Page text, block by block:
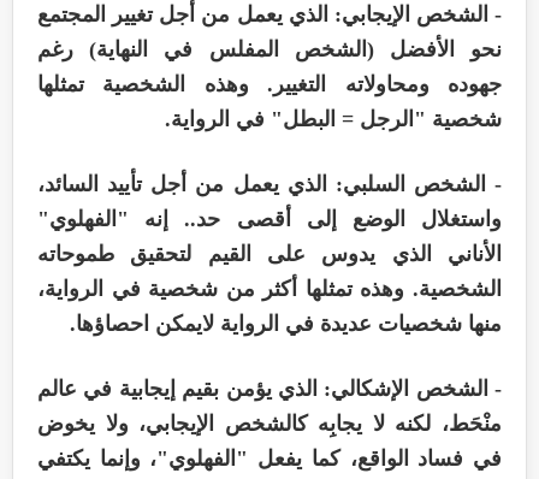
- الشخص الإيجابي: الذي يعمل من أجل تغيير المجتمع
نحو الأفضل (الشخص المفلس في النهاية) رغم
جهوده ومحاولاته التغيير. وهذه الشخصية تمثلها
شخصية "الرجل = البطل" في الرواية.
- الشخص السلبي: الذي يعمل من أجل تأييد السائد،
واستغلال الوضع إلى أقصى حد.. إنه "الفهلوي"
الأناني الذي يدوس على القيم لتحقيق طموحاته
الشخصية. وهذه تمثلها أكثر من شخصية في الرواية،
منها شخصيات عديدة في الرواية لايمكن احصاؤها.
- الشخص الإشكالي: الذي يؤمن بقيم إيجابية في عالم
منْحَط، لكنه لا يجابِه كالشخص الإيجابي، ولا يخوض
في فساد الواقع، كما يفعل "الفهلوي"، وإنما يكتفي